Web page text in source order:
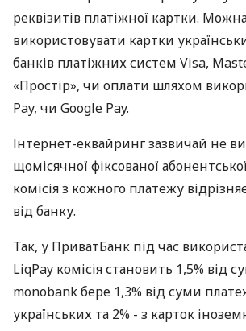
реквізитів платіжної картки.
використовувати картки
банків платіжних систем Visa,
«Простір», чи оплати шляхом
Pay, чи Google Pay.
Інтернет-еквайринг зазвичай не
щомісячної фіксованої
комісія з кожного платежу
від банку.
Так, у ПриватБанк під час
LiqPay комісія становить 1,5% від
monobank бере 1,3% від суми
українських та 2% - з карток